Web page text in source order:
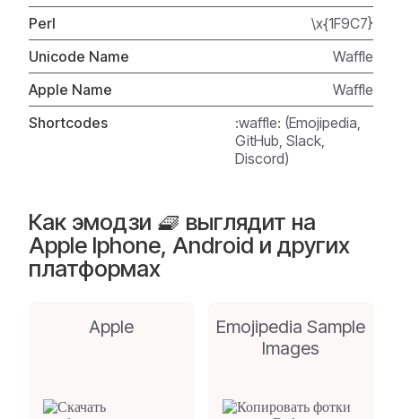
Perl
\x{1F9C7}
Unicode Name
Waffle
Apple Name
Waffle
Shortcodes
:waffle: (Emojipedia,
GitHub, Slack,
Discord)
Как эмодзи 🧇 выглядит на
Apple Iphone, Android и других
платформах
Apple
Emojipedia Sample
Images